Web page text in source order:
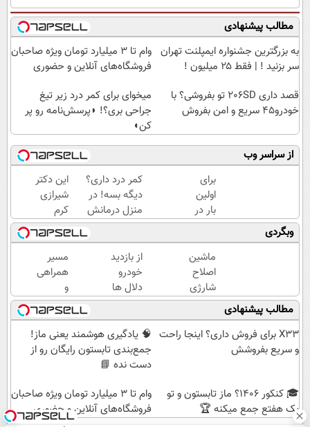
مطالب پیشنهادی
به بزرگترین جشنواره ایمپلنت تهران
سر بزنید ! | فقط ۲۵ میلیون !
وام تا ۳ میلیارد تومان ویژه صاحبان
فروشگاه‌های آنلاین و حضوری
قصد داری 206SD تو بفروشی؟ با
خودرو45 سریع و امن بفروش
میخوای برای کمر درد زیر تیغ
جراحی بری؟! ◗پرسش‌نامه رو پر
کن◖
از سراسر وب
برای
اولین
بار در
ایران
🇮🇷
این
دکتر
کرم
ترمیم
کننده
23
کمر درد داری؟
دیگه بسه! در
منزل درمانش
کن
(◀پرسش‌نامه)
این دکتر
شیرازی
کرم
ترمیم
زخم
ایرانی را
ساخت!!!
وبگردی
ماشین
اصلاح
شارژی
(قیمت
باورنکردنی
تا امشب)
از بازدید
خودرو
دلال ها
خسته
شدی؟
اطلاعات
ماشینت
رو اینجا
مسیر
همراهی
و
گزارش
عملکرد
گروه
اسنپ
مطالب پیشنهادی
X33 برای فروش داری؟ اینجا راحت
و سریع بفروشش
🧠 یادگیری هوشمند یعنی ماز!
جمع‌بندی تابستون رایگان رو از
دست نده 📘
🎓 کنکور ۱۴۰6؟ ماز تابستون و تو
یک هفتع جمع میکنه 🏆
وام تا ۳ میلیارد تومان ویژه صاحبان
فروشگاه‌های آنلاین و حضوری